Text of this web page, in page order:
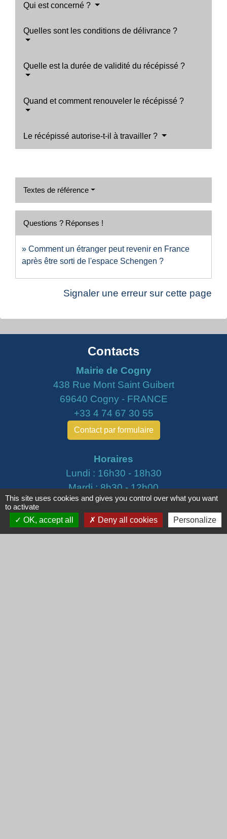
Qui est concerné ?
Quelles sont les conditions de délivrance ?
Quelle est la durée de validité du récépissé ?
Quand et comment renouveler le récépissé ?
Le récépissé autorise-t-il à travailler ?
Textes de référence
Questions ? Réponses !
Comment un étranger peut revenir en France
après être sorti de l'espace Schengen ?
Signaler une erreur sur cette page
Contacts
Mairie de Cogny
438 Rue Mont Saint Guibert
69640 Cogny - FRANCE
+33 4 74 67 30 55
Contact par formulaire
Horaires
Lundi : 16h30 - 18h30
Mardi : 8h30 - 12h00
Mercredi : 9h00 - 12h00
Vendredi : 16h00 - 18h00
This site uses cookies and gives you control over what you want
to activate
OK, accept all
Deny all cookies Personalize